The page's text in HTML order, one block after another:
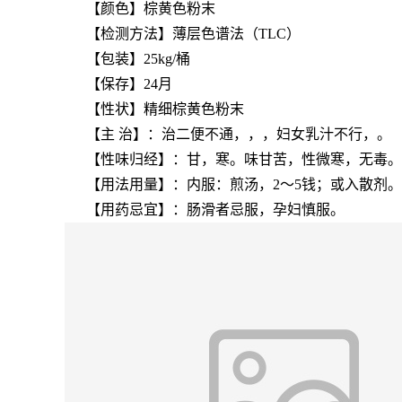
【颜色】棕黄色粉末
【检测方法】薄层色谱法（TLC）
【包装】 25kg/桶
【保存】 24月
【性状】精细棕黄色粉末
【主 治】：治二便不通，，，妇女乳汁不行，。
【性味归经】：甘，寒。味甘苦，性微寒，无毒。
【用法用量】：内服：煎汤， 2～5钱；或入散剂。
【用药忌宜】：肠滑者忌服，孕妇慎服。